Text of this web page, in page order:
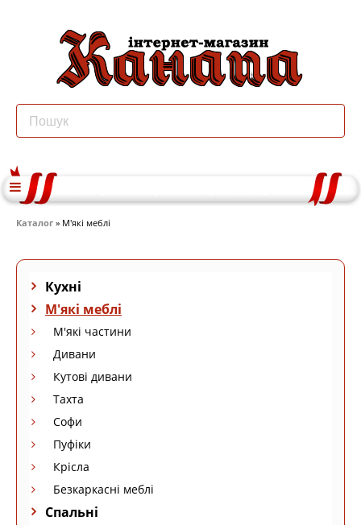
Каталог » М'які меблі
Кухні
М'які меблі
М'які частини
Дивани
Кутові дивани
Тахта
Софи
Пуфіки
Крісла
Безкаркасні меблі
Спальні